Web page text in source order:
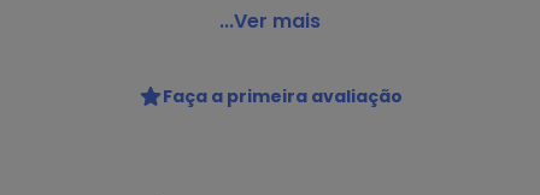
Puma - Tênis Puma Carina 3.0 Bdp Feminino Branco
...Ver mais
Faça a primeira avaliação